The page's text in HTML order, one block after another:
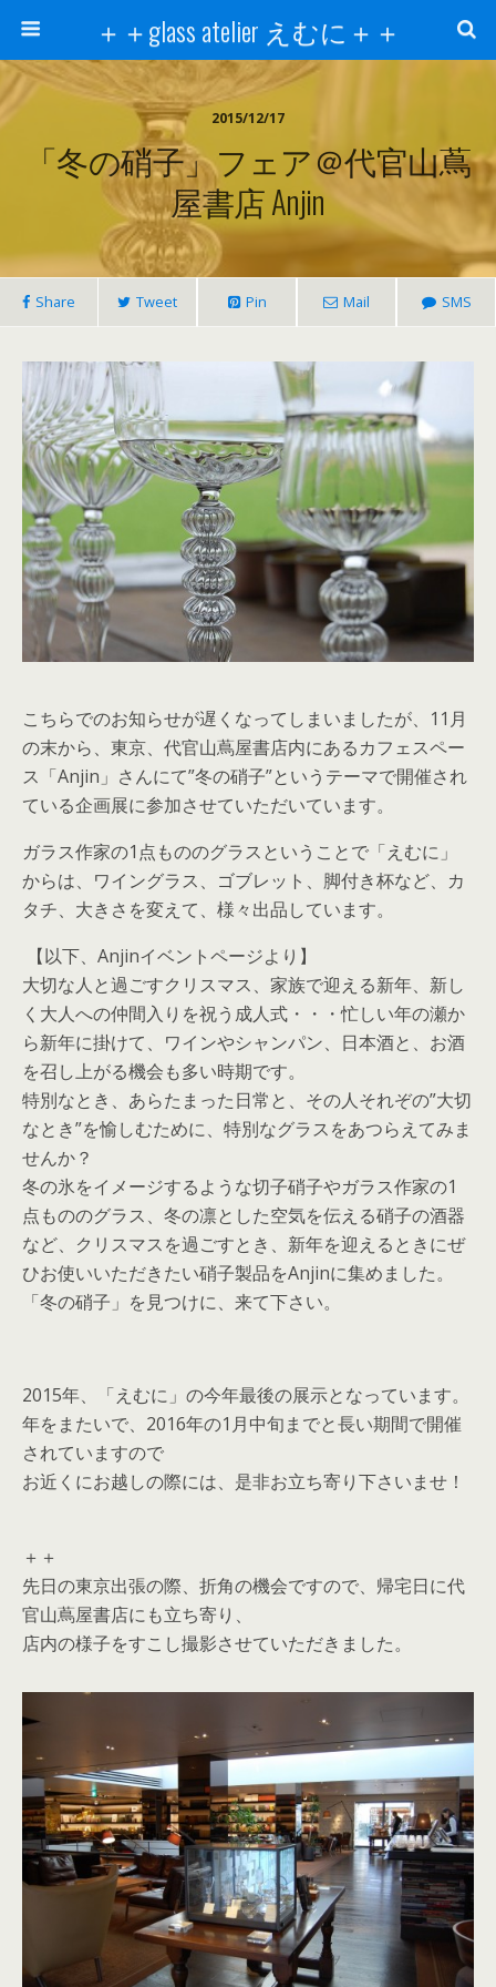
＋＋glass atelier えむに＋＋
2015/12/17
「冬の硝子」フェア＠代官山蔦
屋書店 Anjin
Share Tweet Pin Mail SMS
こちらでのお知らせが遅くなってしまいましたが、11月
の末から、東京、代官山蔦屋書店内にあるカフェスペー
ス「Anjin」さんにて”冬の硝子”というテーマで開催され
ている企画展に参加させていただいています。
ガラス作家の1点もののグラスということで「えむに」
からは、ワイングラス、ゴブレット、脚付き杯など、カ
タチ、大きさを変えて、様々出品しています。
【以下、Anjinイベントページより】
大切な人と過ごすクリスマス、家族で迎える新年、新し
く大人への仲間入りを祝う成人式・・・忙しい年の瀬か
ら新年に掛けて、ワインやシャンパン、日本酒と、お酒
を召し上がる機会も多い時期です。
特別なとき、あらたまった日常と、その人それぞの”大切
なとき”を愉しむために、特別なグラスをあつらえてみま
せんか？
冬の氷をイメージするような切子硝子やガラス作家の1
点もののグラス、冬の凛とした空気を伝える硝子の酒器
など、クリスマスを過ごすとき、新年を迎えるときにぜ
ひお使いいただきたい硝子製品をAnjinに集めました。
「冬の硝子」を見つけに、来て下さい。
2015年、「えむに」の今年最後の展示となっています。
年をまたいで、2016年の1月中旬までと長い期間で開催
されていますので
お近くにお越しの際には、是非お立ち寄り下さいませ！
＋＋
先日の東京出張の際、折角の機会ですので、帰宅日に代
官山蔦屋書店にも立ち寄り、
店内の様子をすこし撮影させていただきました。